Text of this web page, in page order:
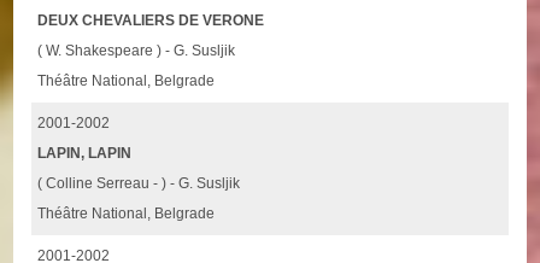
DEUX CHEVALIERS DE VERONE
( W. Shakespeare ) - G. Susljik
Théâtre National, Belgrade
2001-2002
LAPIN, LAPIN
( Colline Serreau - ) - G. Susljik
Théâtre National, Belgrade
2001-2002